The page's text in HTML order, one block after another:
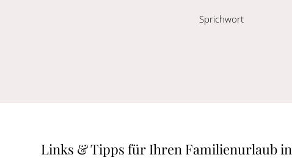
Sprichwort
Links & Tipps für Ihren Familienurlaub